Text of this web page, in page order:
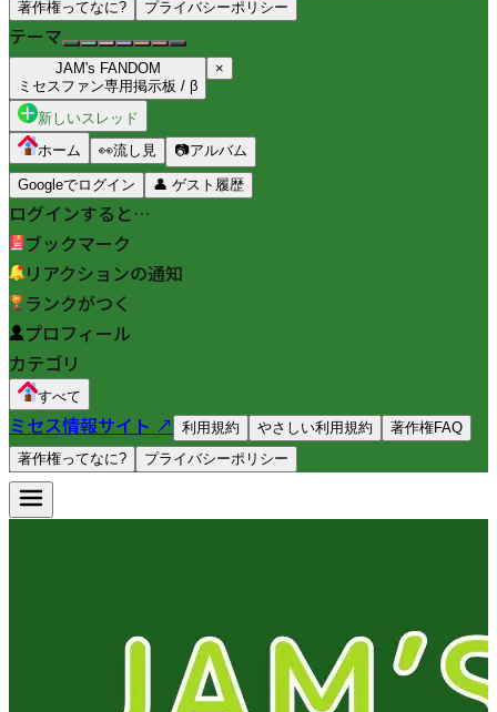
著作権ってなに?
プライバシーポリシー
テーマ
JAM's FANDOM
ミセスファン専用掲示板 / β
×
新しいスレッド
ホーム
👀流し見 📷アルバム
Googleでログイン 👤 ゲスト履歴
ログインすると…
ブックマーク
リアクションの通知
ランクがつく
プロフィール
カテゴリ
すべて
ミセス情報サイト ↗ 利用規約 やさしい利用規約
著作権FAQ
著作権ってなに?
プライバシーポリシー